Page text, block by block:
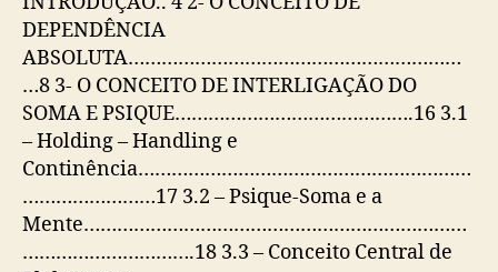
DEPENDÊNCIA
ABSOLUTA……………………………………………………
…8 3- O CONCEITO DE INTERLIGAÇÃO DO
SOMA E PSIQUE…………………………………….16 3.1
– Holding – Handling e
Continência……………………………………………………
……………………17 3.2 – Psique-Soma e a
Mente……………………………………………………………
………………………….18 3.3 – Conceito Central de